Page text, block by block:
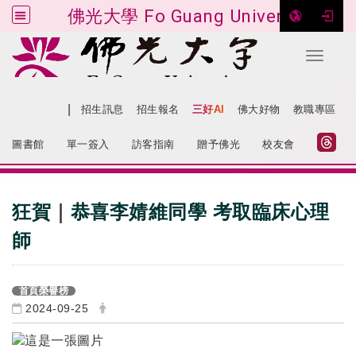
佛光大學 Fo Guang University
Toggle
跳到主要內容
招生訊息 招生報名 三好AI 佛大好物 教職專區
圖書館 單一簽入 訪客指南 贈予佛光 校友會
狂賀
恭喜李婧維同學 考取臨床心理
師
首頁榮譽榜
2024-09-25